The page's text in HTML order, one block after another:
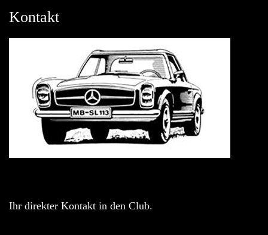
Kontakt
Ihr direkter Kontakt in den Club.